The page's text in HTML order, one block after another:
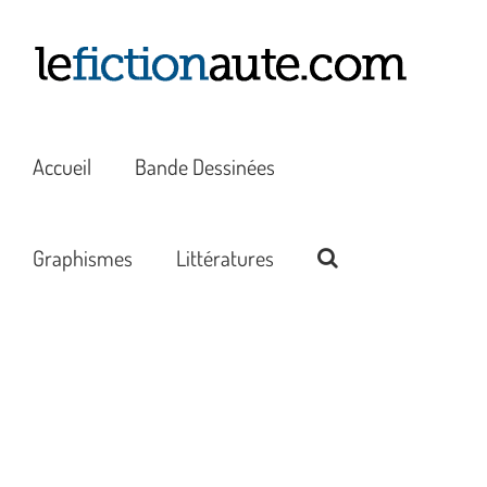
contenu
Accueil Bande Dessinées
Graphismes Littératures